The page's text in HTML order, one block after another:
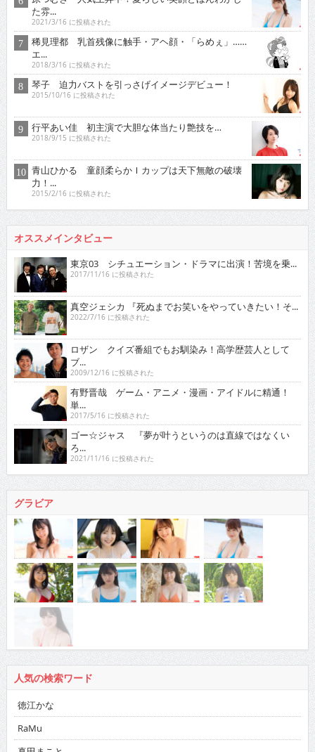
た雰...
2021/3/16 に投稿された
稀見理都 乳首残像に触手・アヘ顔・「らめぇ」……
エ...
2018/3/16 に投稿された
琴子 迫力バストを引っさげイメージデビュー！
2015/10/16 に投稿された
行平あい佳 初主演で大胆な体当たり艶技を…
2018/9/15 に投稿された
青山ひかる 童顔柔らかＩカップは天下無敵の破壊
力！...
2015/2/16 に投稿された
オススメインタビュー
東京03 シチュエーション・ドラマに出演！苦境を乗...
2017/11/16 に投稿された
真空ジェシカ 『死ぬまでお笑いをやっていきたい！そ...
2022/7/16 に投稿された
ロザン クイズ番組でもお馴染み！高学歴芸人として
ブ...
2009/12/16 に投稿された
有野晋哉 ゲーム・アニメ・漫画・アイドルに精通！
単...
2017/5/16 に投稿された
ゴー☆ジャス 『夢が叶うというのは直線ではなくい
ろ...
2021/11/16 に投稿された
グラビア
人気の検索ワード
徳江かな
RaMu